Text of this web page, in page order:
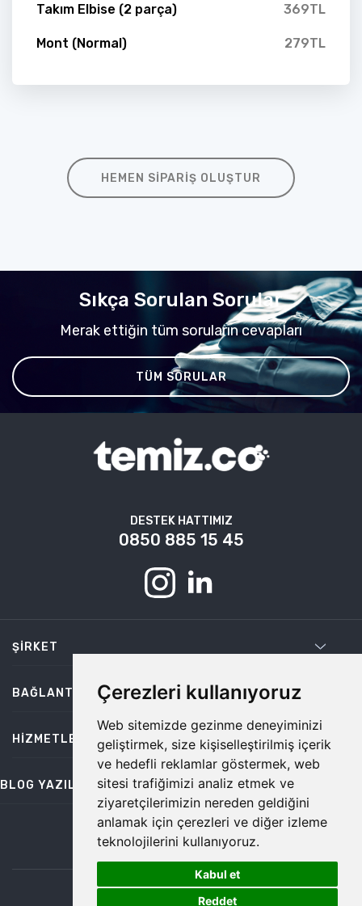
Çerezleri kullanıyoruz
Web sitemizde gezinme deneyiminizi
geliştirmek, size kişiselleştirilmiş içerik
ve hedefli reklamlar göstermek, web
sitesi trafiğimizi analiz etmek ve
ziyaretçilerimizin nereden geldiğini
anlamak için çerezleri ve diğer izleme
teknolojilerini kullanıyoruz.
Kabul et
Reddet
Takım Elbise (2 parça) 369TL
Mont (Normal) 279TL
HEMEN SIPARIŞ OLUŞTUR
Sıkça Sorulan Sorular
Merak ettiğin tüm soruların cevapları
TÜM SORULAR
DESTEK HATTIMIZ
0850 885 15 45
ŞIRKET
BAĞLANTILAR
HIZMETLER
BLOG YAZILARI
bilgi@temiz.co
©2026 Temiz, Her Hakkı Saklıdır.